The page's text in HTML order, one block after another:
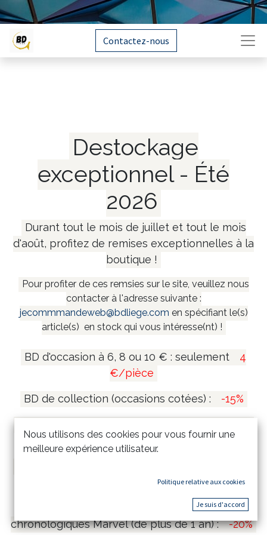
Contactez-nous
Destockage
exceptionnel - Été
2026
Durant tout le mois de juillet et tout le mois
d'août, profitez de remises exceptionnelles à la
boutique !
Pour profiter de ces remsies sur le site, veuillez nous
contacter à l'adresse suivante :
jecommmandeweb@bdliege.com en spécifiant le(s)
article(s) en stock qui vous intéresse(nt) !
BD d'occasion à 6, 8 ou 10 € : seulement
4
€/pièce
BD de collection (occasions cotées) : -15%
:
-20%
-15%
Comics Marvel Omnibus & Intégrales
chronologiques Marvel (de plus de 1 an) : -20%
Nous utilisons des cookies pour vous fournir une
meilleure expérience utilisateur.
Politique relative aux cookies
Je suis d'accord